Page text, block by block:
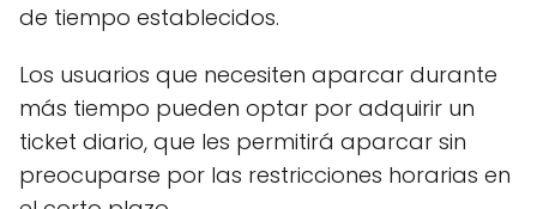
de tiempo establecidos.
Los usuarios que necesiten aparcar durante
más tiempo pueden optar por adquirir un
ticket diario, que les permitirá aparcar sin
preocuparse por las restricciones horarias en